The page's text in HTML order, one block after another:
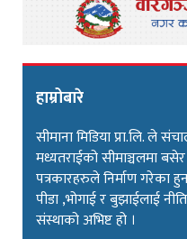
हाम्रोबारे
सीमाना मिडिया प्रा.लि. ले
मध्यतराईको सीमाञ्चलमा
पत्रकारहरुले निर्माण गरेका
पीडा ,भोगाई र बुझाईलाई
संस्थाको अभिष्ट हो ।